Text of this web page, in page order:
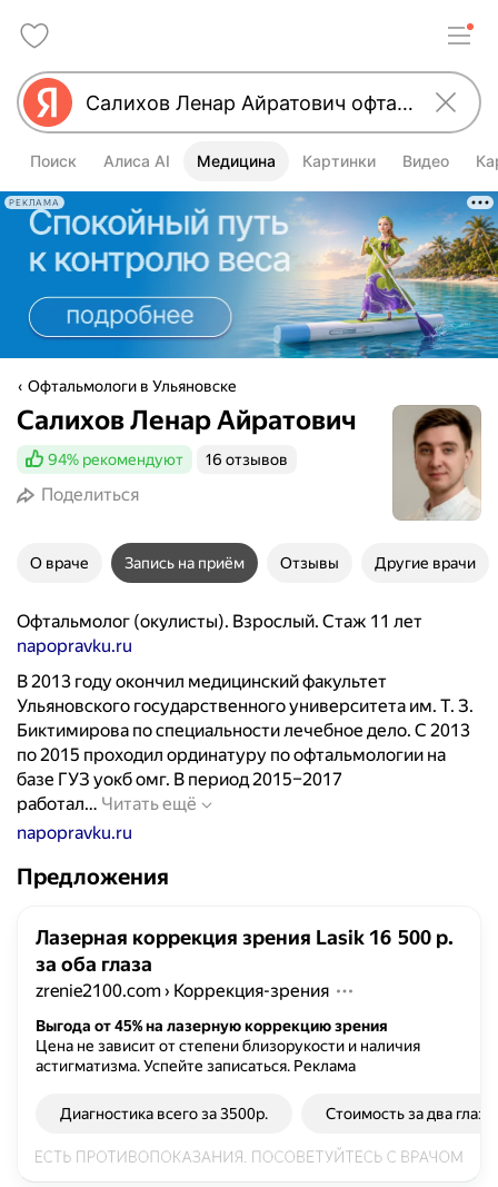
Поиск Алиса AI Медицина Картинки Видео
РЕКЛАМА
Офтальмологи в Ульяновске
Салихов Ленар Айратович
94% рекомендуют 16 отзывов
Поделиться
О враче Запись на приём Отзывы Другие врачи
Офтальмолог (окулисты). Взрослый. Стаж 11 лет
napopravku.ru
В 2013 году окончил медицинский факультет
Ульяновского государственного университета им. Т. З.
Биктимирова по специальности лечебное дело. С 2013
по 2015 проходил ординатуру по офтальмологии на
базе ГУЗ уокб омг. В период 2015–2017
работал… Читать ещё
о
у
о
к
о
ч
и
л
napopravku.ru
Предложения
Лазерная коррекция зрения Lasik 16 500 р.
за оба глаза
zrenie2100.com › Коррекция-зрения
Выгода от 45% на лазерную коррекцию зрения
Цена не зависит от степени близорукости и наличия
астигматизма. Успейте записаться. Реклама
Диагностика всего за 3500р. Стоимость за два глаза